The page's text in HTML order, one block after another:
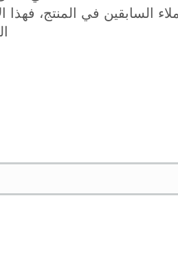
السابقين في المنتج،